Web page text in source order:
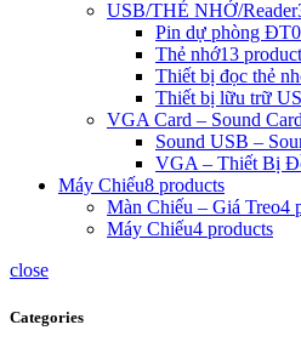
USB/THẺ NHỚ/Reader
Pin dự phòng ĐT
Thẻ nhớ13
Thiết bị đọc thẻ
Thiết bị lữu trữ
VGA Card – Sound Card
Sound USB –
VGA – Thiết Bị
Máy Chiếu8 products
Màn Chiếu – Giá Treo4
Máy Chiếu4 products
close
Categories